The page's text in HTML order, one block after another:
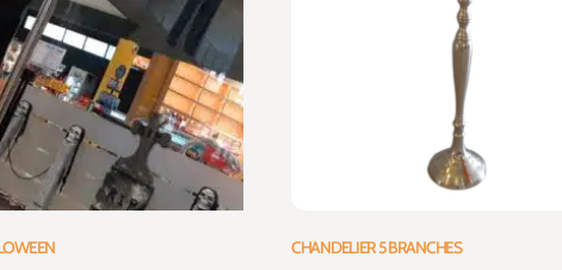
CHANDELIER 5 BRANCHES